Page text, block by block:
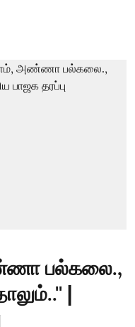
பல்கலை.,
|